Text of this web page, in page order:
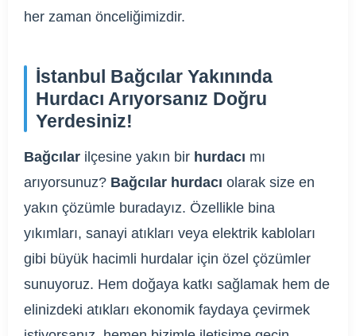
her zaman önceliğimizdir.
İstanbul Bağcılar Yakınında
Hurdacı Arıyorsanız Doğru
Yerdesiniz!
Bağcılar ilçesine yakın bir hurdacı mı
arıyorsunuz? Bağcılar hurdacı olarak size en
yakın çözümle buradayız. Özellikle bina
yıkımları, sanayi atıkları veya elektrik kabloları
gibi büyük hacimli hurdalar için özel çözümler
sunuyoruz. Hem doğaya katkı sağlamak hem de
elinizdeki atıkları ekonomik faydaya çevirmek